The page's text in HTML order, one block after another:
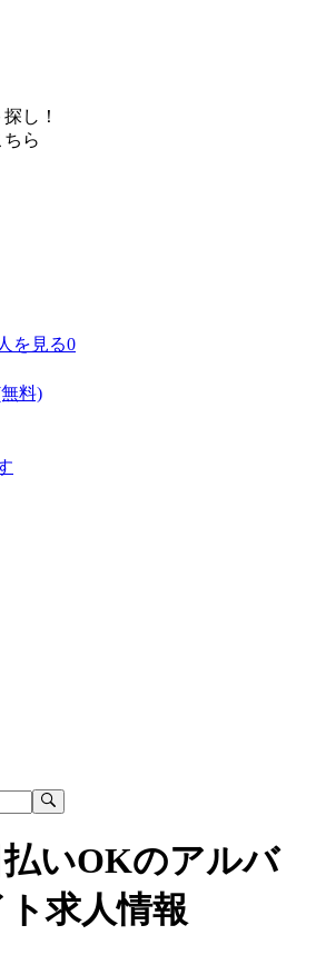
し！
ら
を見る0
料)
いOKのアルバ
求人情報